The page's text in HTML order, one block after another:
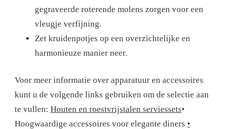
gegraveerde roterende molens zorgen voor een
vleugje verfijning.
Zet kruidenpotjes op een overzichtelijke en
harmonieuze manier neer.
Voor meer informatie over apparatuur en accessoires
kunt u de volgende links gebruiken om de selectie aan
te vullen: Houten en roestvrijstalen serviessets•
Hoogwaardige accessoires voor elegante diners •